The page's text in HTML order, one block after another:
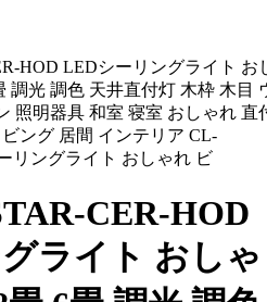
HOD LEDシーリングライト お
調光 調色 天井直付灯 木枠 木目
照明器具 和室 寝室 おしゃれ 直
ング 居間 インテリア CL-
リングライト おしゃれ ビ
CER-HOD
ライト おしゃ